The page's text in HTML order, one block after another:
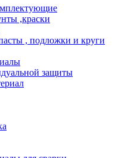
,краски
, подложки и круги
защиты